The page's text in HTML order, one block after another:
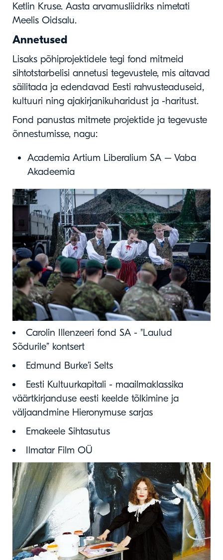
Ketlin Kruse. Aasta arvamusliidriks nimetati
Meelis Oidsalu.
Annetused
Lisaks põhiprojektidele tegi fond mitmeid
sihtotstarbelisi annetusi tegevustele, mis aitavad
säilitada ja edendavad Eesti rahvusteaduseid,
kultuuri ning ajakirjanikuharidust ja -haritust.
Fond panustas mitmete projektide ja tegevuste
õnnestumisse, nagu:
Academia Artium Liberalium SA – Vaba
Akadeemia
Carolin Illenzeeri fond SA - "Laulud
Sõdurile” kontsert
Edmund Burke’i Selts
Eesti Kultuurkapitali - maailmaklassika
väärtkirjanduse eesti keelde tõlkimine ja
väljaandmine Hieronymuse sarjas
Emakeele Sihtasutus
Ilmatar Film OÜ